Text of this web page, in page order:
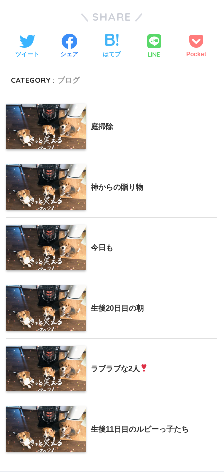
SHARE
ツイート シェア はてブ LINE Pocket
CATEGORY : ブログ
庭掃除
神からの贈り物
今日も
生後20日目の朝
ラブラブな2人
生後11日目のルビーっ子たち